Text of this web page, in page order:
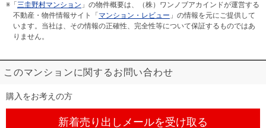
※「 三圭野村マンション 」の物件概要は、（株）ワンノブアカインドが運営する
不動産・物件情報サイト「 マンション・レビュー 」の情報を元にご提供して
います。当社は、その情報の正確性、完全性等について保証するものではあ
りません。
このマンションに関するお問い合わせ
購入をお考えの方
新着売り出しメールを受け取る